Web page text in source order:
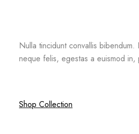
Nulla tincidunt convallis
neque felis, egestas a euismod in,
Shop Collection